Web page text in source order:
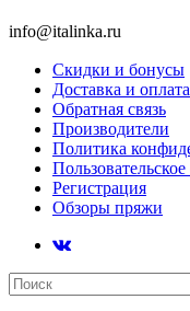
info@italinka.ru
Скидки и бонусы
Доставка и оплата
Обратная связь
Производители
Политика
Регистрация
Обзоры пряжи